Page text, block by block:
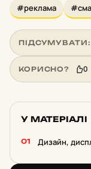
#реклама
ПІДСУМУВАТИ:
КОРИСНО? 0
У МАТЕРІАЛІ
Дизайн,